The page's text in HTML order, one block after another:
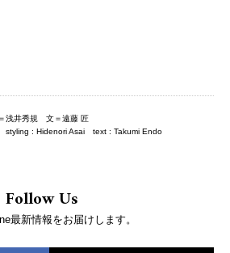
浅井秀規 文＝遠藤 匠
styling : Hidenori Asai text : Takumi Endo
Follow Us
最新情報をお届けします。